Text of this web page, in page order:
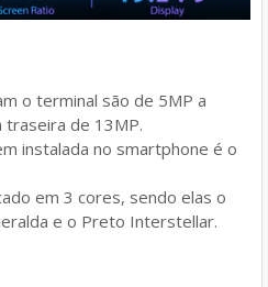
o terminal são de 5MP a
traseira de 13MP.
instalada no smartphone é o
em 3 cores, sendo elas o
e o Preto Interstellar.